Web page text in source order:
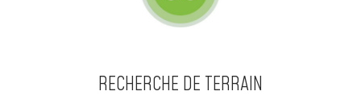
RECHERCHE DE TERRAIN